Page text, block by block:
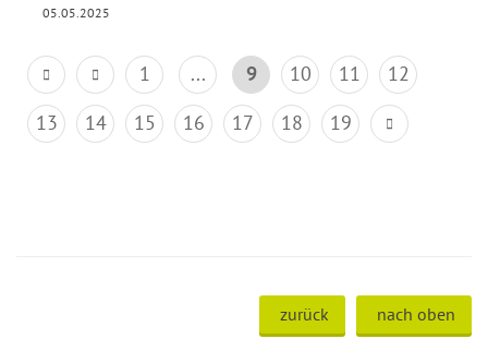
05.05.2025
1 ... 9 10 11
12
13
14 15 16 17 18 19
zurück nach oben